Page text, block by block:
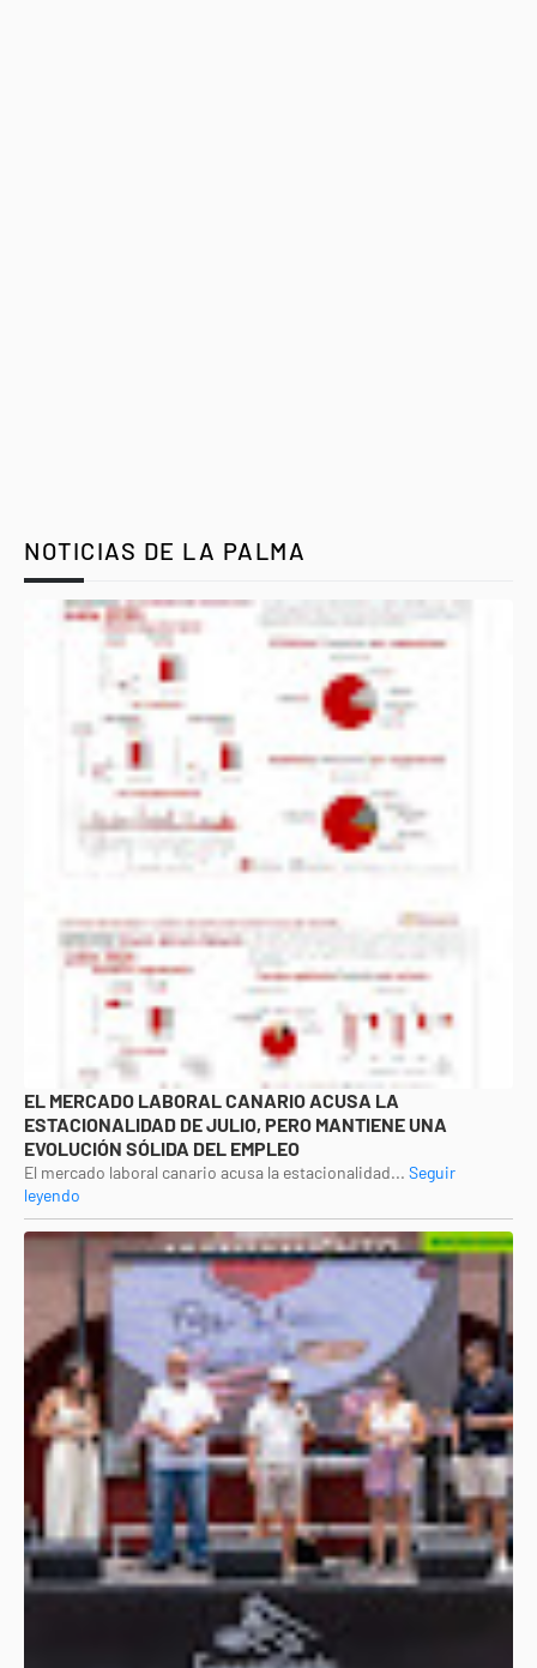
NOTICIAS DE LA PALMA
EL MERCADO LABORAL CANARIO ACUSA LA
ESTACIONALIDAD DE JULIO, PERO MANTIENE UNA
EVOLUCIÓN SÓLIDA DEL EMPLEO
El mercado laboral canario acusa la estacionalidad... Seguir
leyendo